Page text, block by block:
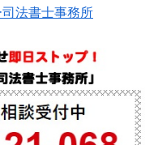
司法書士事務所